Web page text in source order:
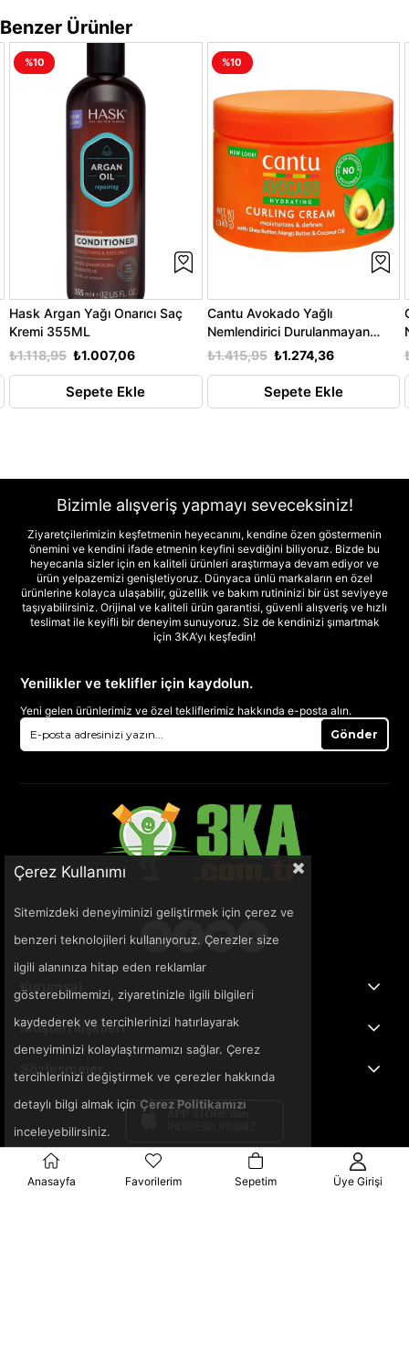
Benzer Ürünler
Hask Argan Yağı Onarıcı Saç
Kremi 355ML
₺1.007,06
₺1.118,95
Sepete Ekle
%10
Cantu Avokado Yağlı
Nemlendirici Durulanmayan
Bukle Kremi 340GR
₺1.274,36
₺1.415,95
Sepete Ekle
%10
Bizimle alışveriş yapmayı seveceksiniz!
Ziyaretçilerimizin keşfetmenin heyecanını, kendine özen göstermenin
önemini ve kendini ifade etmenin keyfini sevdiğini biliyoruz. Bizde bu
heyecanla sizler için en kaliteli ürünleri araştırmaya devam ediyor ve
ürün yelpazemizi genişletiyoruz. Dünyaca ünlü markaların en özel
ürünlerine kolayca ulaşabilir, güzellik ve bakım rutininizi bir üst seviyeye
taşıyabilirsiniz. Orijinal ve kaliteli ürün garantisi, güvenli alışveriş ve hızlı
teslimat ile keyifli bir deneyim sunuyoruz. Siz de kendinizi şımartmak
için 3KA’yı keşfedin!
Yenilikler ve teklifler için kaydolun.
Yeni gelen ürünlerimiz ve özel tekliflerimiz hakkında e-posta alın.
Gönder
Kurumsal
Müşteri İlişkileri
Sözleşmeler
Çerez Kullanımı
Sitemizdeki deneyiminizi geliştirmek için çerez ve
benzeri teknolojileri kullanıyoruz. Çerezler size
ilgili alanınıza hitap eden reklamlar
gösterebilmemizi, ziyaretinizle ilgili bilgileri
kaydederek ve tercihlerinizi hatırlayarak
deneyiminizi kolaylaştırmamızı sağlar. Çerez
tercihlerinizi değiştirmek ve çerezler hakkında
detaylı bilgi almak için Çerez Politikamızı
inceleyebilirsiniz.
Anasayfa Favorilerim Sepetim Üye Girişi